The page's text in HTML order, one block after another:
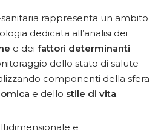
rappresenta un ambito
dedicata all’analisi dei
e dei fattori determinanti
dello stato di salute
componenti della sfera
e dello stile di vita.
e